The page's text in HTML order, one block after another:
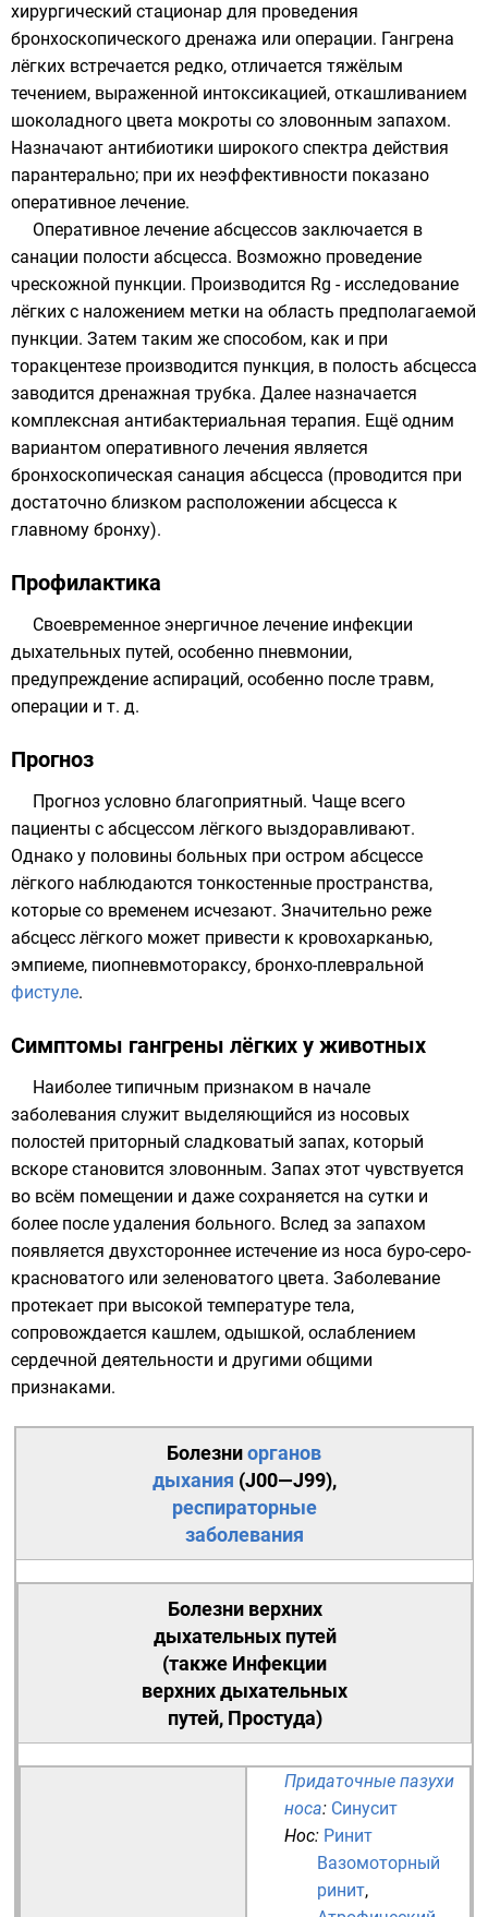
хирургический стационар для проведения
бронхоскопического дренажа или операции. Гангрена
лёгких встречается редко, отличается тяжёлым
течением, выраженной интоксикацией, откашливанием
шоколадного цвета мокроты со зловонным запахом.
Назначают антибиотики широкого спектра действия
парантерально; при их неэффективности показано
оперативное лечение.
Оперативное лечение абсцессов заключается в
санации полости абсцесса. Возможно проведение
чрескожной пункции. Производится Rg - исследование
лёгких с наложением метки на область предполагаемой
пункции. Затем таким же способом, как и при
торакцентезе производится пункция, в полость абсцесса
заводится дренажная трубка. Далее назначается
комплексная антибактериальная терапия. Ещё одним
вариантом оперативного лечения является
бронхоскопическая санация абсцесса (проводится при
достаточно близком расположении абсцесса к
главному бронху).
Профилактика
Своевременное энергичное лечение инфекции
дыхательных путей, особенно пневмонии,
предупреждение аспираций, особенно после травм,
операции и т. д.
Прогноз
Прогноз условно благоприятный. Чаще всего
пациенты с абсцессом лёгкого выздоравливают.
Однако у половины больных при остром абсцессе
лёгкого наблюдаются тонкостенные пространства,
которые со временем исчезают. Значительно реже
абсцесс лёгкого может привести к кровохарканью,
эмпиеме, пиопневмотораксу, бронхо-плевральной
фистуле.
Симптомы гангрены лёгких у животных
Наиболее типичным признаком в начале
заболевания служит выделяющийся из носовых
полостей приторный сладковатый запах, который
вскоре становится зловонным. Запах этот чувствуется
во всём помещении и даже сохраняется на сутки и
более после удаления больного. Вслед за запахом
появляется двухстороннее истечение из носа буро-серо-
красноватого или зеленоватого цвета. Заболевание
протекает при высокой температуре тела,
сопровождается кашлем, одышкой, ослаблением
сердечной деятельности и другими общими
признаками.
Болезниорганов
дыхания (J00—J99),
респираторные
заболевания
Болезни верхних
дыхательных путей
(также Инфекции
верхних дыхательных
путей, Простуда)
Придаточные пазухи
носа: Синусит
Нос: Ринит
Вазомоторный
ринит,